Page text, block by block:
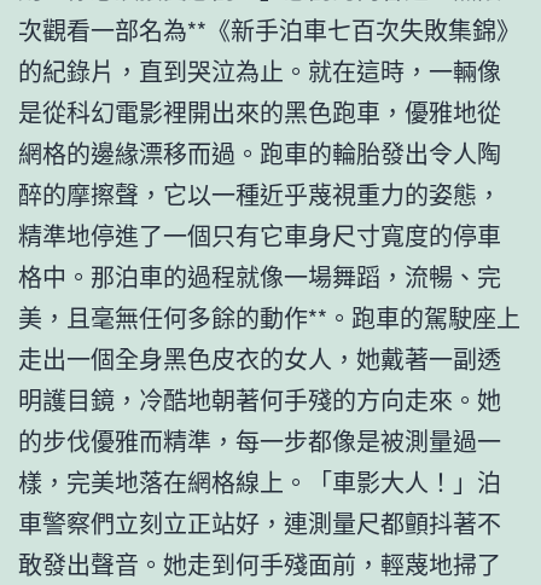
次觀看一部名為**《新手泊車七百次失敗集錦》
的紀錄片，直到哭泣為止。就在這時，一輛像
是從科幻電影裡開出來的黑色跑車，優雅地從
網格的邊緣漂移而過。跑車的輪胎發出令人陶
醉的摩擦聲，它以一種近乎蔑視重力的姿態，
精準地停進了一個只有它車身尺寸寬度的停車
格中。那泊車的過程就像一場舞蹈，流暢、完
美，且毫無任何多餘的動作**。跑車的駕駛座上
走出一個全身黑色皮衣的女人，她戴著一副透
明護目鏡，冷酷地朝著何手殘的方向走來。她
的步伐優雅而精準，每一步都像是被測量過一
樣，完美地落在網格線上。「車影大人！」泊
車警察們立刻立正站好，連測量尺都顫抖著不
敢發出聲音。她走到何手殘面前，輕蔑地掃了